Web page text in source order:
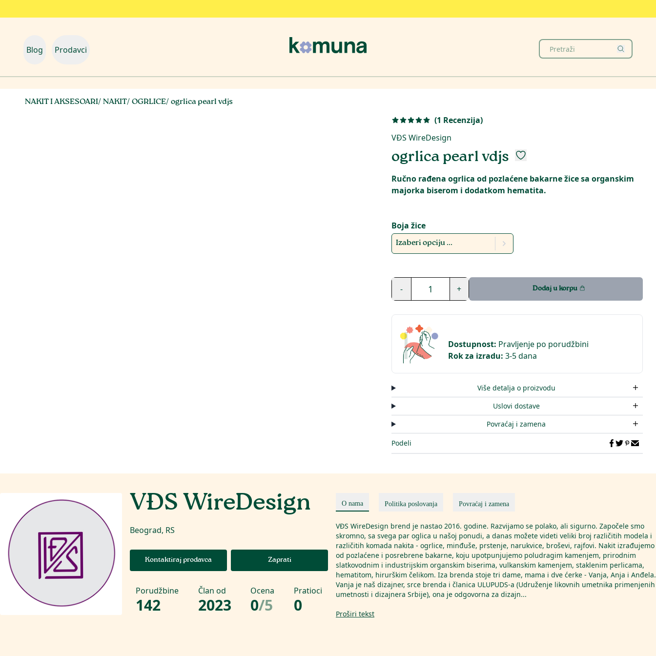
Blog Prodavci
NAKIT I AKSESOARI/NAKIT/OGRLICE/ogrlica pearl vdjs
(1 Recenzija)
VĐS WireDesign
ogrlica pearl vdjs
Ručno rađena ogrlica od pozlaćene bakarne žice sa organskim
majorka biserom i dodatkom hematita.
Boja žice
Izaberi opciju ...
- 1 + Dodaj u korpu
Dostupnost: Pravljenje po porudžbini
Rok za izradu: 3-5 dana
Više detalja o proizvodu
Uslovi dostave
Povraćaj i zamena
Podeli
VĐS WireDesign
Beograd, RS
Kontaktiraj prodavca Zaprati
Porudžbine
142
Član od
2023
Ocena
0/5
Pratioci
0
O nama Politika poslovanja Povraćaj i zamena
VĐS WireDesign brend je nastao 2016. godine. Razvijamo se polako, ali sigurno. Započele smo
skromno, sa svega par oglica u našoj ponudi, a danas možete videti veliki broj različitih modela i
različitih komada nakita - ogrlice, minđuše, prstenje, narukvice, broševi, rajfovi. Nakit izrađujemo
od pozlaćene i posrebrene bakarne, koju upotpunjujemo poludragim kamenjem, prirodnim
slatkovodnim i industrijskim organskim biserima, vulkanskim kamenjem, staklenim perlicama,
hematitom, hirurškim čelikom. Iza brenda stoje tri dame, mama i dve ćerke - Vanja, Anja i Anđela.
Vanja je naš dizajner, srce brenda i članica ULUPUDS-a (Udruženje likovnih umetnika primenjenih
umetnosti i dizajnera Srbije), ona je odgovorna za dizajn...
Proširi tekst